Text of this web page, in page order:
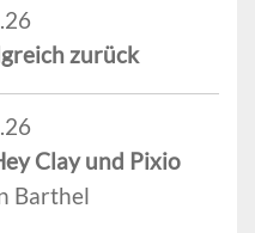
zurück
Clay und Pixio
Barthel